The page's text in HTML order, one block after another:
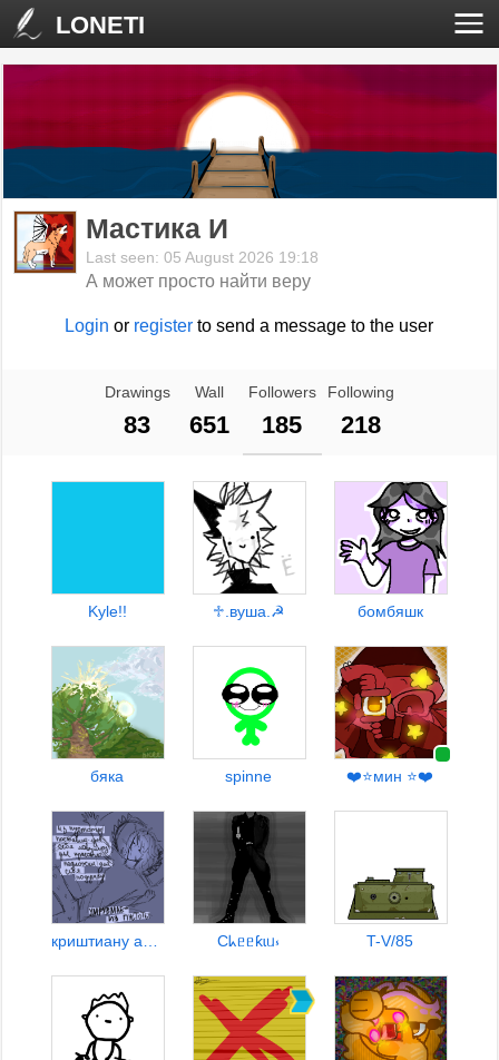
LONETI
Мастика И
Last seen: 05 August 2026 19:18
А может просто найти веру
Login or register to send a message to the user
Drawings
83
Wall
651
Followers
185
Following
218
Kyle!! ♱︎.вуша.☭ бомбяшк
бяка spinne ❤️⭐мин ⭐❤️
Cᖾᥱᥱƙɩᥙ⳽ T-V/85